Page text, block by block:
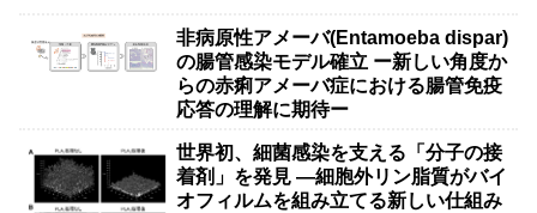
非病原性アメーバ(Entamoeba dispar)
の腸管感染モデル確立 ー新しい角度か
らの赤痢アメーバ症における腸管免疫
応答の理解に期待ー
世界初、細菌感染を支える「分子の接
着剤」を発見 ―細胞外リン脂質がバイ
オフィルムを組み立てる新しい仕組み